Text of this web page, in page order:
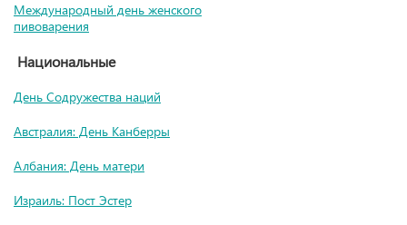
Международный день женского
пивоварения
Национальные
День Содружества наций
Австралия: День Канберры
Албания: День матери
Израиль: Пост Эстер